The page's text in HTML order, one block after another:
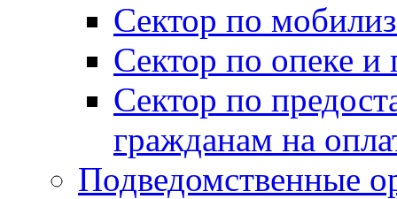
Сектор по
Сектор по опеке и
Сектор по
гражданам на
Подведомственные